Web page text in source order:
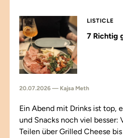
LISTICLE
7 Richtig
20.07.2026 — Kajsa Meth
Ein Abend mit Drinks ist top,
und Snacks noch viel besser:
Teilen über Grilled Cheese